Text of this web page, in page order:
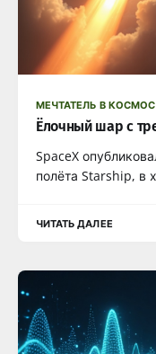
МЕЧТАТЕЛЬ В КОСМОС
Ёлочный шар с
SpaceX
полёта Starship, в
ЧИТАТЬ ДАЛЕЕ